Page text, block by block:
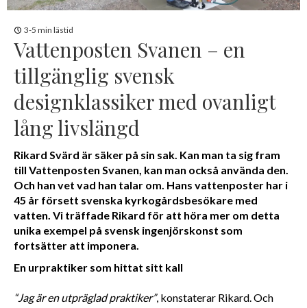
3-5 min lästid
Vattenposten Svanen – en
tillgänglig svensk
designklassiker med ovanligt
lång livslängd
Rikard Svärd är säker på sin sak. Kan man ta sig fram
till Vattenposten Svanen, kan man också använda den.
Och han vet vad han talar om. Hans vattenposter har i
45 år försett svenska kyrkogårdsbesökare med
vatten. Vi träffade Rikard för att höra mer om detta
unika exempel på svensk ingenjörskonst som
fortsätter att imponera.
En urpraktiker som hittat sitt kall
“Jag är en utpräglad praktiker”, konstaterar Rikard. Och